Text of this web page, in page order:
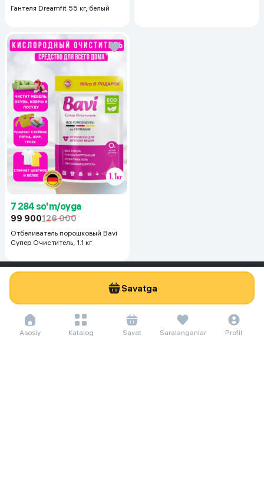
Savatga
Гантеля Dreamfit 55 кг, белый
7 284 so'm/oyga
99 900126 000
Отбеливатель порошковый Bavi
Супер Очиститель, 1.1 кг
Servis
alif shopda soting!
Asosiy Katalog Savat Saralanganlar Profil